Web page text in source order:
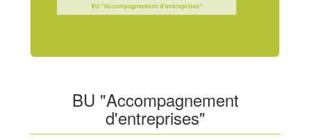
BU "Accompagnement
d'entreprises"